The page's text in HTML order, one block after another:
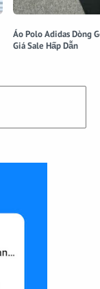
Áo Polo Adidas Dòng
Giá Sale Hấp Dẫn